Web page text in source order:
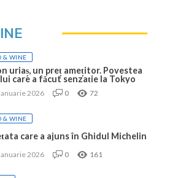
& WINE
uriaș, un preț amețitor. Povestea
care a făcut senzație la Tokyo
2026 0 72
& WINE
care a ajuns în Ghidul Michelin
2026 0 161